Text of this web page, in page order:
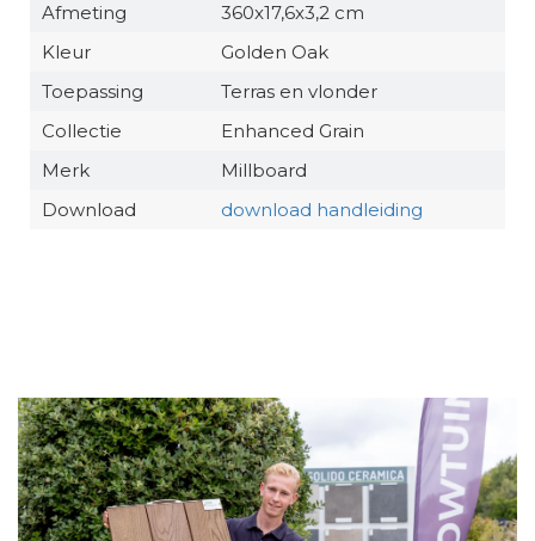
Afmeting
360x17,6x3,2 cm
Kleur
Golden Oak
Toepassing
Terras en vlonder
Collectie
Enhanced Grain
Merk
Millboard
Download
download handleiding